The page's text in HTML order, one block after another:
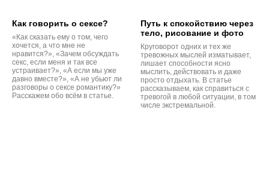
Как говорить о сексе?
«Как сказать ему о том, чего
хочется, а что мне не
нравится?», «Зачем обсуждать
секс, если меня и так все
устраивает?», «А если мы уже
давно вместе?», «А не убьют ли
разговоры о сексе романтику?»
Расскажем обо всём в статье.
Путь к спокойствию через
тело, рисование и фото
Круговорот одних и тех же
тревожных мыслей изматывает,
лишает способности ясно
мыслить, действовать и даже
просто отдыхать. В статье
рассказываем, как справиться с
тревогой в любой ситуации, в том
числе экстремальной.